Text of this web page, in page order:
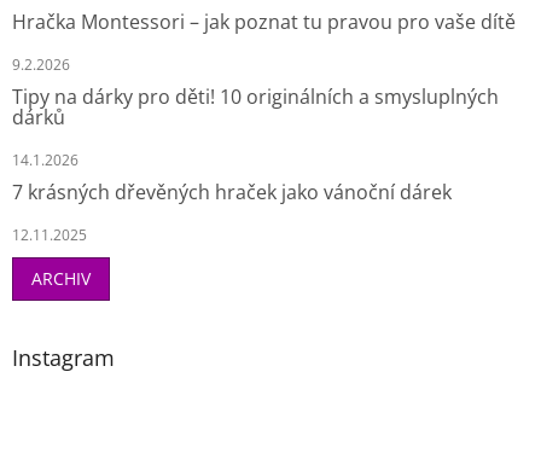
Hračka Montessori – jak poznat tu pravou pro vaše dítě
9.2.2026
Tipy na dárky pro děti! 10 originálních a smysluplných
dárků
14.1.2026
7 krásných dřevěných hraček jako vánoční dárek
12.11.2025
ARCHIV
Instagram